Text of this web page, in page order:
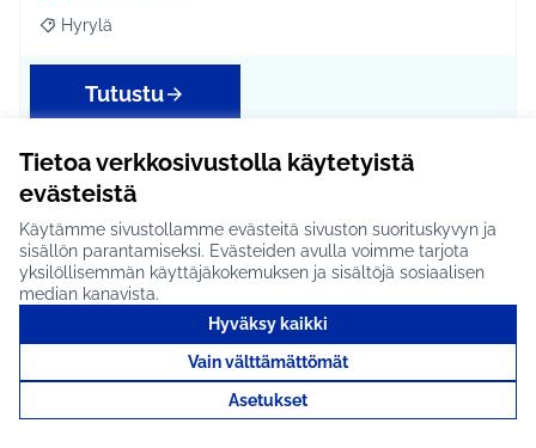
Tietoa verkkosivustolla käytetyistä
evästeistä
Käytämme sivustollamme evästeitä sivuston suorituskyvyn ja
sisällön parantamiseksi. Evästeiden avulla voimme tarjota
yksilöllisemmän käyttäjäkokemuksen ja sisältöjä sosiaalisen
median kanavista.
Hyväksy kaikki
Vain välttämättömät
Asetukset
Rajaa tulokset aihepiirin mukaan: Hyrylä
Hyrylä
Tutustu
Kaikkien liikuntapäivä
lähikoululla #1015
Sellainen päivä, että voi mennä jonkun koulun
Etenee jatkoon
Rajaa tulokset aihepiirin mukaan: Koko Tuusula
Koko Tuusula